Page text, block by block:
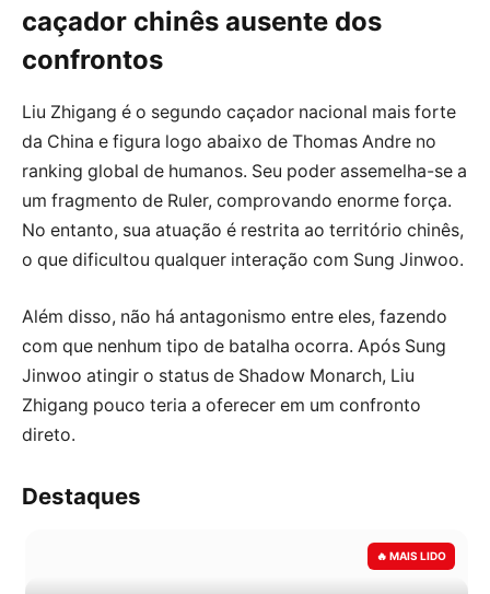
caçador chinês ausente dos
confrontos
Liu Zhigang é o segundo caçador nacional mais forte
da China e figura logo abaixo de Thomas Andre no
ranking global de humanos. Seu poder assemelha-se a
um fragmento de Ruler, comprovando enorme força.
No entanto, sua atuação é restrita ao território chinês,
o que dificultou qualquer interação com Sung Jinwoo.
Além disso, não há antagonismo entre eles, fazendo
com que nenhum tipo de batalha ocorra. Após Sung
Jinwoo atingir o status de Shadow Monarch, Liu
Zhigang pouco teria a oferecer em um confronto
direto.
Destaques